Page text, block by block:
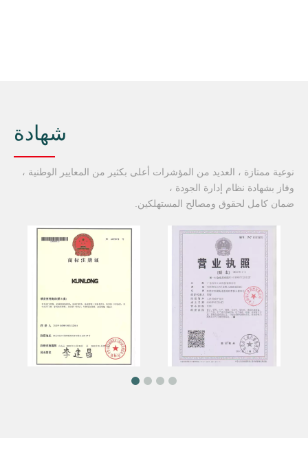
شهادة
نوعية ممتازة ، العديد من المؤشرات أعلى بكثير من المعايير الوطنية ،
وفاز بشهادة نظام إدارة الجودة ،
ضمان كامل لحقوق ومصالح المستهلكين.